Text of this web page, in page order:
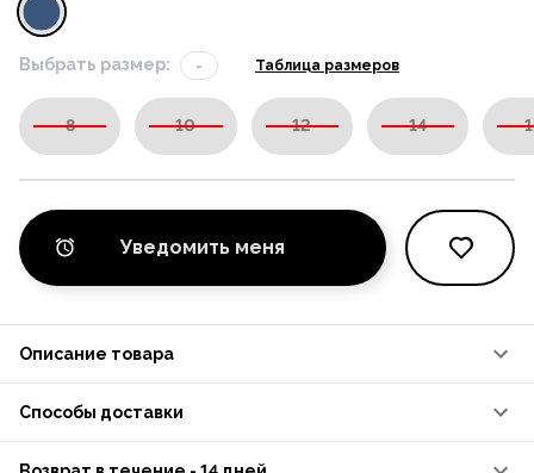
Выбрать размер: - Таблица размеров
8 10 12 14
Уведомить меня
Описание товара
Способы доставки